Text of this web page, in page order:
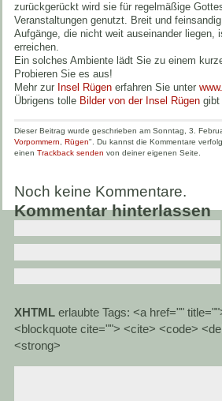
zurückgerückt wird sie für regelmäßige
Veranstaltungen genutzt. Breit und
Aufgänge, die nicht weit auseinander liegen,
erreichen.
Ein solches Ambiente lädt Sie zu einem
Probieren Sie es aus!
Mehr zur Insel Rügen erfahren Sie unter
Übrigens tolle Bilder von der Insel Rügen gibt
Dieser Beitrag wurde geschrieben am Sonntag, 3.
Vorpommern
Rügen". Du kannst die Kommentare
einen Trackback senden von deiner eigenen Seite.
Noch keine Kommentare.
Kommentar hinterlassen
XHTML erlaubte Tags: <a href=""
<blockquote cite=""> <cite> <code>
<strong>